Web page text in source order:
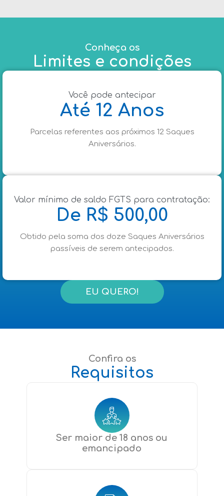
Conheça os
Limites e condições
Você pode antecipar
Até 12 Anos
Parcelas referentes aos próximos 12 Saques
Aniversários.
Valor mínimo de saldo FGTS para contratação:
De R$ 500,00
Obtido pela soma dos doze Saques Aniversários
passíveis de serem antecipados.
EU QUERO!
Confira os
Requisitos
Ser maior de 18 anos ou
emancipado